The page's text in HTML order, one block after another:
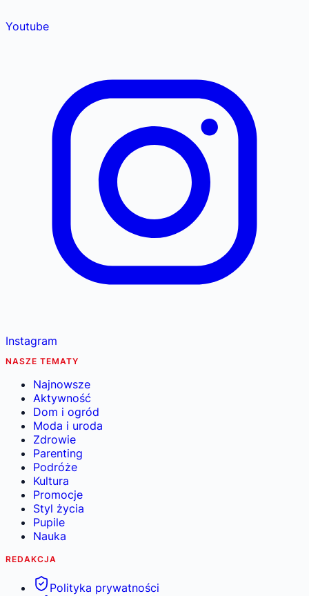
Youtube
Instagram
NASZE TEMATY
Najnowsze
Aktywność
Dom i ogród
Moda i uroda
Zdrowie
Parenting
Podróże
Kultura
Promocje
Styl życia
Pupile
Nauka
REDAKCJA
Polityka prywatności